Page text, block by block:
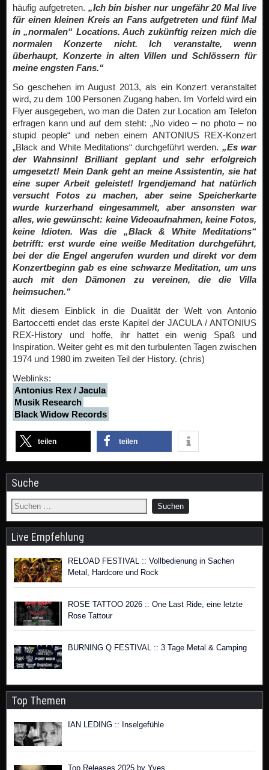
häufig aufgetreten. „Ich bin bisher nur ungefähr 20 Mal live
für einen kleinen Kreis an Fans aufgetreten und fünf Mal
in „normalen“ Locations. Auch zukünftig reizen mich die
normalen Konzerte nicht. Ich veranstalte, wenn
überhaupt, Konzerte in alten Villen und Schlössern für
meine engsten Fans.“
So geschehen im August 2013, als ein Konzert veranstaltet
wird, zu dem 100 Personen Zugang haben. Im Vorfeld wird ein
Flyer ausgegeben, wo man die Daten zur Location am Telefon
erfragen kann und auf dem steht: „No video – no photo – no
stupid people“ und neben einem ANTONIUS REX-Konzert
„Black and White Meditations“ durchgeführt werden. „Es war
der Wahnsinn! Brilliant geplant und sehr erfolgreich
umgesetzt! Mein Dank geht an meine Assistentin, sie hat
eine super Arbeit geleistet! Irgendjemand hat natürlich
versucht Fotos zu machen, aber seine Speicherkarte
wurde kurzerhand eingesammelt, aber ansonsten war
alles, wie gewünscht: keine Videoaufnahmen, keine Fotos,
keine Idioten. Was die „Black & White Meditations“
betrifft: erst wurde eine weiße Meditation durchgeführt,
bei der die Engel angerufen wurden und direkt vor dem
Konzertbeginn gab es eine schwarze Meditation, um uns
auch mit den Dämonen zu vereinen, die die Villa
heimsuchen.“
Mit diesem Einblick in die Dualität der Welt von Antonio
Bartoccetti endet das erste Kapitel der JACULA / ANTONIUS
REX-History und hoffe, ihr hattet ein wenig Spaß und
Inspiration. Weiter geht es mit den turbulenten Tagen zwischen
1974 und 1980 im zweiten Teil der History. (chris)
Weblinks:
Antonius Rex / Jacula
Musik Research
Black Widow Records
teilen teilen
Suche
Live Empfehlung
RELOAD FESTIVAL :: Vollbedienung in Sachen
Metal, Hardcore und Rock
ROSE TATTOO 2026 :: One Last Ride, eine letzte
Rose Tattour
BURNING Q FESTIVAL :: 3 Tage Metal & Camping
Top Themen
IAN LEDING :: Inselgefühle
Top Releases 2025 by Yves